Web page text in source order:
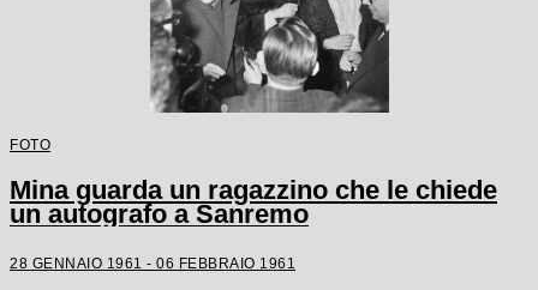
FOTO
Mina guarda un ragazzino che le chiede
un autografo a Sanremo
28 GENNAIO 1961 - 06 FEBBRAIO 1961